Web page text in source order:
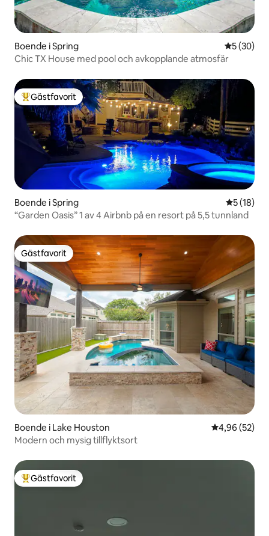
Boende i Spring 5 av 5 i
5 (30)
Chic TX House med pool och avkopplande atmosfär
Populär gästfavorit
Gästfavorit
Boende i Spring 5 av 5 i
5 (18)
“Garden Oasis” 1 av 4 Airbnb på en resort på 5,5 tunnland
Gästfavorit
Gästfavorit
Boende i Lake Houston 4,96 av 5 i
4,96 (52)
Modern och mysig tillflyktsort
Populär gästfavorit
Gästfavorit